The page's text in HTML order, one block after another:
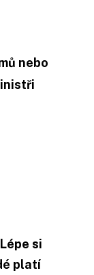
nebo
si
platí